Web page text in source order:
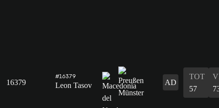
16379
#16379
Leon Tasov AD
TOT
57